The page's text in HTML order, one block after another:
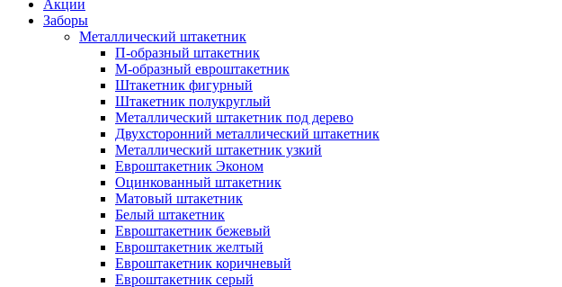
Акции
Заборы
Металлический штакетник
П-образный штакетник
М-образный евроштакетник
Штакетник фигурный
Штакетник полукруглый
Металлический штакетник под дерево
Двухсторонний металлический штакетник
Металлический штакетник узкий
Евроштакетник Эконом
Оцинкованный штакетник
Матовый штакетник
Белый штакетник
Евроштакетник бежевый
Евроштакетник желтый
Евроштакетник коричневый
Евроштакетник серый